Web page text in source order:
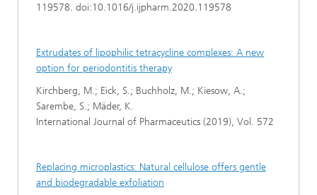
119578. doi:10.1016/j.ijpharm.2020.119578
Extrudates of lipophilic tetracycline complexes: A new
option for periodontitis therapy
Kirchberg, M.; Eick, S.; Buchholz, M.; Kiesow, A.;
Sarembe, S.; Mäder, K.
International Journal of Pharmaceutics (2019), Vol. 572
Replacing microplastics: Natural cellulose offers gentle
and biodegradable exfoliation